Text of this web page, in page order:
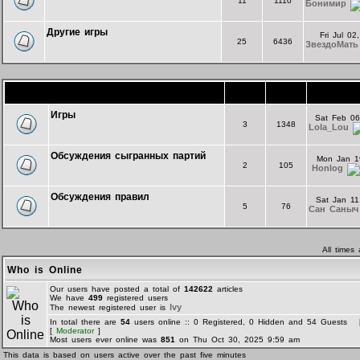
Бонимир
Другие игры
25 6436
Fri Jul
ЗвездоМать
Игры
3 1348
Sat Feb
Lola_Lou
Обсуждения сыгранных партий
2 105
Mon Jan
Honlog
Обсуждения правил
5 76
Sat Jan
Сан Саныч
All times
Who is Online
Our users have posted a total of 142622 articles
We have 499 registered users
The newest registered user is Ivy
In total there are 54 users online :: 0 Registered, 0 Hidden and 54
[ Moderator]
Most users ever online was 851
on Thu Oct 30, 2025 9:59 am
This data is based on users active over the past five minutes